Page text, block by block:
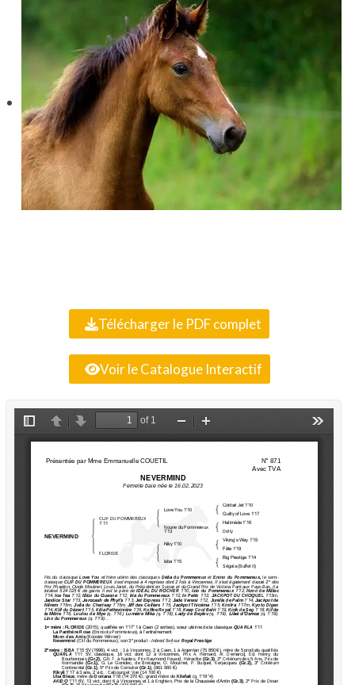
Télécharger le PDF complet
Voir le Catalogue Interactif